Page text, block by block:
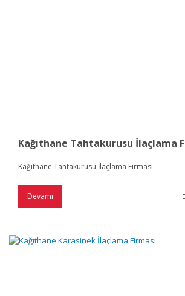
Kağıthane Tahtakurusu İlaçlama
Kağıthane Tahtakurusu İlaçlama Firması
Devamı